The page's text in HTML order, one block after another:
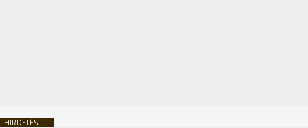
HIRDETÉS